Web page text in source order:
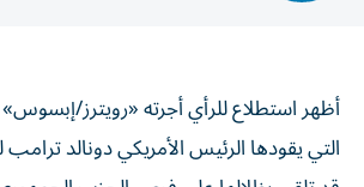
أظهر استطلاع للرأي أجرته «رويترز/
التي يقودها الرئيس الأمريكي دونالد